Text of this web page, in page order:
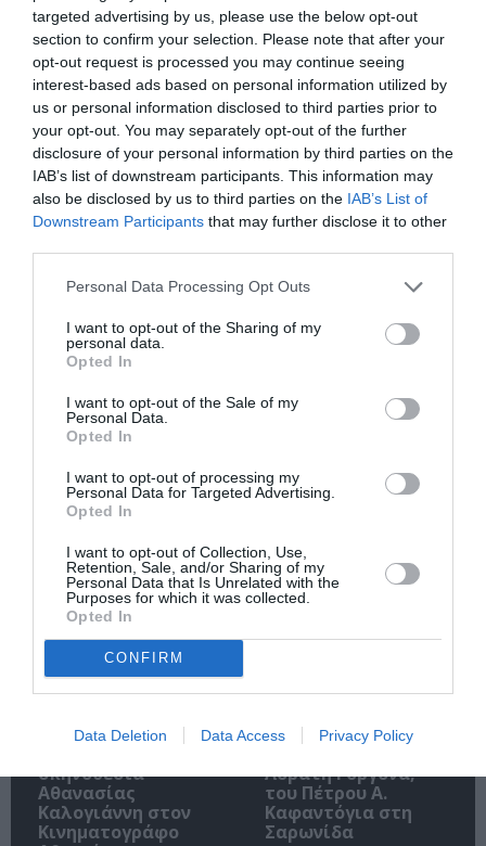
targeted advertising by us, please use the below opt-out
section to confirm your selection. Please note that after your
opt-out request is processed you may continue seeing
interest-based ads based on personal information utilized by
us or personal information disclosed to third parties prior to
your opt-out. You may separately opt-out of the further
disclosure of your personal information by third parties on the
IAB’s list of downstream participants. This information may
also be disclosed by us to third parties on the IAB’s List of
Downstream Participants that may further disclose it to other
Personal Data Processing Opt Outs
I want to opt-out of the Sharing of my
personal data.
Opted In
I want to opt-out of the Sale of my
Personal Data.
Opted In
I want to opt-out of processing my
Personal Data for Targeted Advertising.
Opted In
I want to opt-out of Collection, Use,
Retention, Sale, and/or Sharing of my
Personal Data that Is Unrelated with the
Purposes for which it was collected.
Opted In
CONFIRM
Data Deletion Data Access Privacy Policy
Νέοι Διαγωνισμοί❯
Tags
ΜΑΡΙΑΝΝΑ ΤΟΛΗ
ΠΑΙΔΙΚΕΣ ΠΑΡΑΣΤΑΣΕΙΣ ΚΑΙ ΕΚΘΕΣΕΙΣ ΓΙΑ ΠΑΙΔΙΑ
Newsletter
Ακολουθήστε το Culturenow.gr
Παπούτσια, της
σκηνοθεσία
Αθανασίας
Καλογιάννη στον
Κινηματογράφο
Ο Ψαράς ο
Αόρατη Γοργόνα,
του Πέτρου Α.
Καφαντόγια στη
Σαρωνίδα